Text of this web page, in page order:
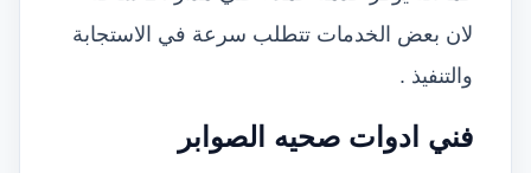
لان بعض الخدمات تتطلب سرعة في الاستجابة
والتنفيذ .
فني ادوات صحيه الصوابر